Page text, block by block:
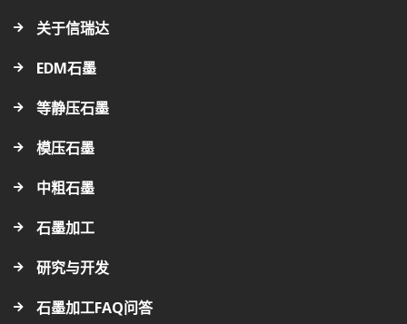
关于信瑞达
EDM石墨
等静压石墨
模压石墨
中粗石墨
石墨加工
研究与开发
石墨加工FAQ问答